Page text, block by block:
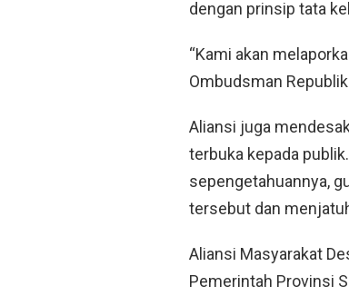
dengan prinsip tata
“Kami akan
Ombudsman
Aliansi juga
terbuka kepada
sepengetahuannya,
tersebut dan
Aliansi Masyarakat
Pemerintah Provinsi